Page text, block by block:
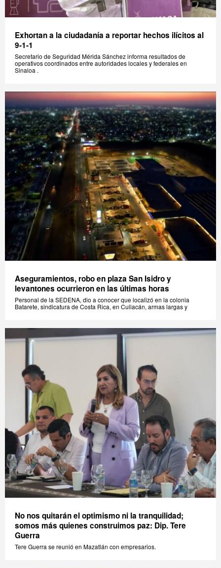
Exhortan a la ciudadanía a reportar hechos ilícitos al
9-1-1
Secretario de Seguridad Mérida Sánchez informa resultados de
operativos coordinados entre autoridades locales y federales en
Sinaloa .
Aseguramientos, robo en plaza San Isidro y
levantones ocurrieron en las últimas horas
Personal de la SEDENA, dio a conocer que localizó en la colonia
Batarete, sindicatura de Costa Rica, en Culiacán, armas largas y
No nos quitarán el optimismo ni la tranquilidad;
somos más quienes construimos paz: Dip. Tere
Guerra
Tere Guerra se reunió en Mazatlán con empresarios.